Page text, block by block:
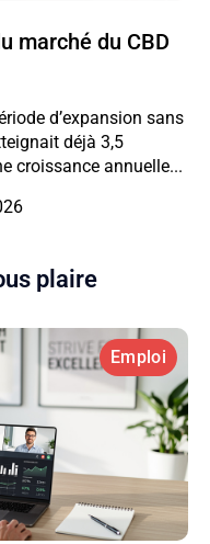
marché du CBD
d’expansion sans
déjà 3,5
croissance annuelle...
plaire
Emploi